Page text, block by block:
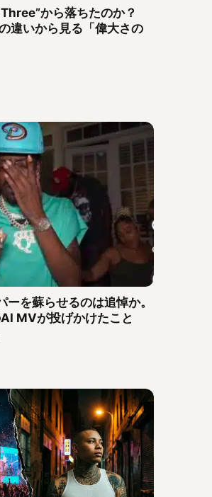
から落ちたのか？
違いから見る「偉大さの
を蘇らせるのは追悼か。
MVが投げかけたこと